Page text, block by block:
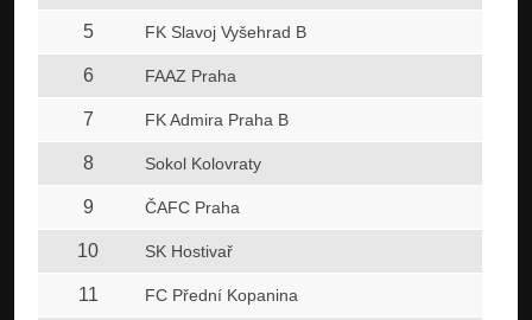
5 FK Slavoj Vyšehrad B
6 FAAZ Praha
7 FK Admira Praha B
8 Sokol Kolovraty
9 ČAFC Praha
10 SK Hostivař
11 FC Přední Kopanina